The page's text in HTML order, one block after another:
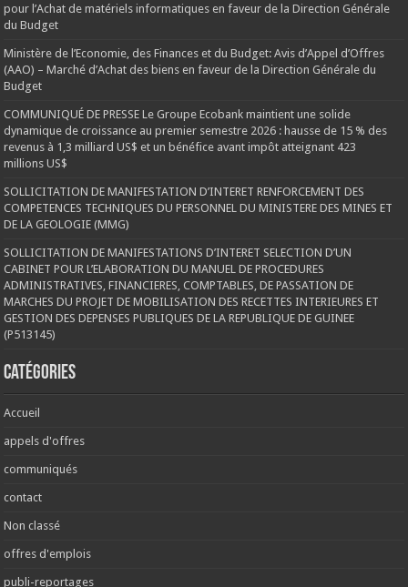
pour l’Achat de matériels informatiques en faveur de la Direction Générale
du Budget
Ministère de l’Economie, des Finances et du Budget: Avis d’Appel d’Offres
(AAO) – Marché d’Achat des biens en faveur de la Direction Générale du
Budget
COMMUNIQUÉ DE PRESSE Le Groupe Ecobank maintient une solide
dynamique de croissance au premier semestre 2026 : hausse de 15 % des
revenus à 1,3 milliard US$ et un bénéfice avant impôt atteignant 423
millions US$
SOLLICITATION DE MANIFESTATION D’INTERET RENFORCEMENT DES
COMPETENCES TECHNIQUES DU PERSONNEL DU MINISTERE DES MINES ET
DE LA GEOLOGIE (MMG)
SOLLICITATION DE MANIFESTATIONS D’INTERET SELECTION D’UN
CABINET POUR L’ELABORATION DU MANUEL DE PROCEDURES
ADMINISTRATIVES, FINANCIERES, COMPTABLES, DE PASSATION DE
MARCHES DU PROJET DE MOBILISATION DES RECETTES INTERIEURES ET
GESTION DES DEPENSES PUBLIQUES DE LA REPUBLIQUE DE GUINEE
(P513145)
Catégories
Accueil
appels d'offres
communiqués
contact
Non classé
offres d'emplois
publi-reportages